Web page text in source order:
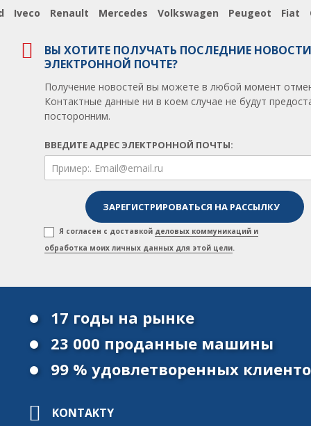
Iveco Renault Mercedes Volkswagen Peugeot Fiat
ВЫ ХОТИТЕ ПОЛУЧАТЬ ПОСЛЕДНИЕ
ЭЛЕКТРОННОЙ ПОЧТЕ?
Получение новостей вы можете в любой момент
Контактные данные ни в коем случае не будут
посторонним.
ВВЕДИТЕ АДРЕС ЭЛЕКТРОННОЙ ПОЧТЫ:
Я согласен с доставкой деловых коммуникаций и
обработка моих личных данных для этой цели.
17 годы на рынке
23 000 проданные машины
99 % удовлетворенных
KONTAKTY